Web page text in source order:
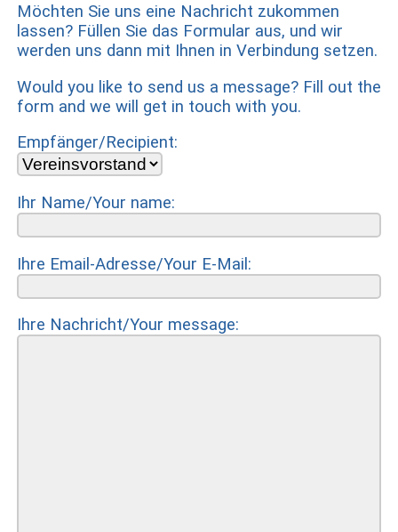
Möchten Sie uns eine Nachricht zukommen
lassen? Füllen Sie das Formular aus, und wir
werden uns dann mit Ihnen in Verbindung setzen.
Would you like to send us a message? Fill out the
form and we will get in touch with you.
Empfänger/Recipient:
Ihr Name/Your name:
Ihre Email-Adresse/Your E-Mail:
Ihre Nachricht/Your message: